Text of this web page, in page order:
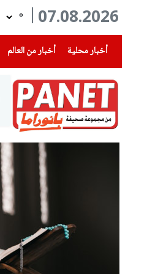
07.08.2026
°
أخبار محلية
(current) أخبار من العالم